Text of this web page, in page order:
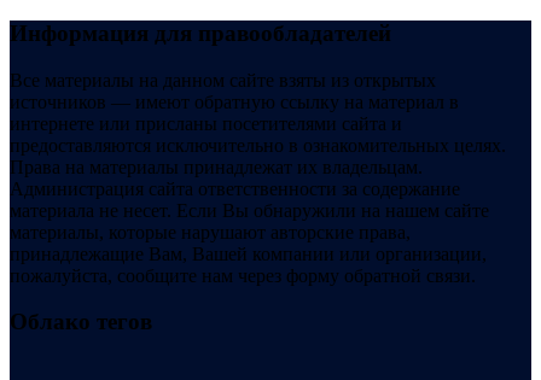
Информация для правообладателей
Все материалы на данном сайте взяты из открытых
источников — имеют обратную ссылку на материал в
интернете или присланы посетителями сайта и
предоставляются исключительно в ознакомительных целях.
Права на материалы принадлежат их владельцам.
Администрация сайта ответственности за содержание
материала не несет. Если Вы обнаружили на нашем сайте
материалы, которые нарушают авторские права,
принадлежащие Вам, Вашей компании или организации,
пожалуйста, сообщите нам через форму обратной связи.
Облако тегов